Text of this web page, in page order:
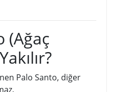
(Ağaç
Palo Santo, diğer